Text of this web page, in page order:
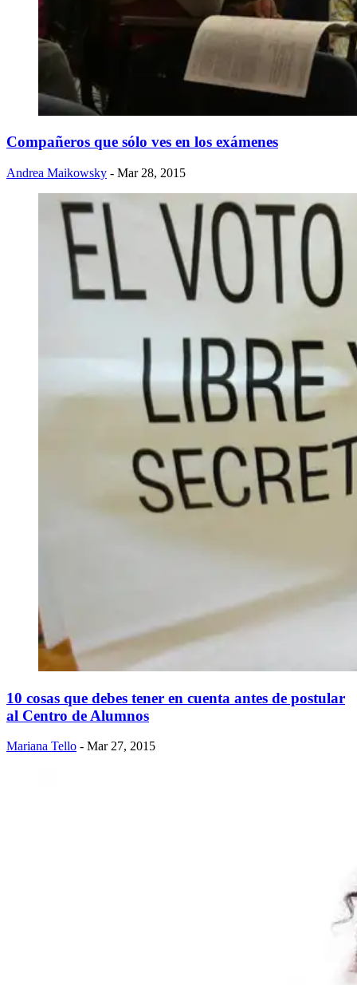
Compañeros que sólo ves en los exámenes
Andrea Maikowsky - Mar 28, 2015
10 cosas que debes tener en cuenta antes de postular
al Centro de Alumnos
Mariana Tello - Mar 27, 2015